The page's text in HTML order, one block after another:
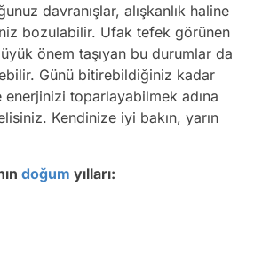
davranışlar, alışkanlık haline
bozulabilir. Ufak tefek görünen
önem taşıyan bu durumlar da
Günü bitirebildiğiniz kadar
toparlayabilmek adına
Kendinize iyi bakın, yarın
doğum yılları: